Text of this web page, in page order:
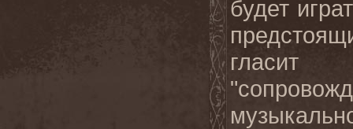
будет
гласит